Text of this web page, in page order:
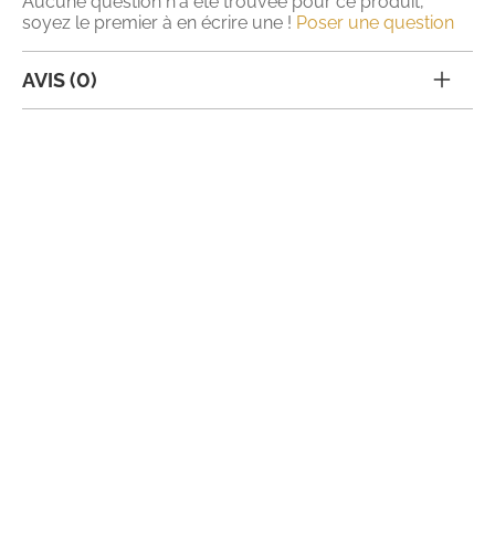
soyez le premier à en écrire une ! Poser une question
AVIS (0)